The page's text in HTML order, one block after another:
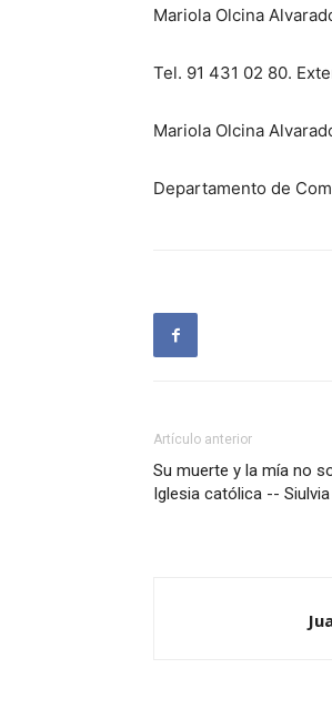
Mariola Olcina
Tel. 91 431 02 80.
Mariola Olcina
Departamento de
Artículo anterior
Su muerte y la mía no
Iglesia católica --